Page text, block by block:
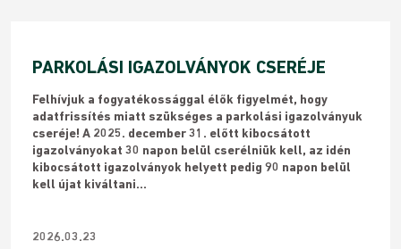
PARKOLÁSI IGAZOLVÁNYOK CSERÉJE
Felhívjuk a fogyatékossággal élők figyelmét, hogy
adatfrissítés miatt szükséges a parkolási igazolványuk
cseréje! A 2025. december 31. előtt kibocsátott
igazolványokat 30 napon belül cserélniük kell, az idén
kibocsátott igazolványok helyett pedig 90 napon belül
kell újat kiváltani...
2026.03.23